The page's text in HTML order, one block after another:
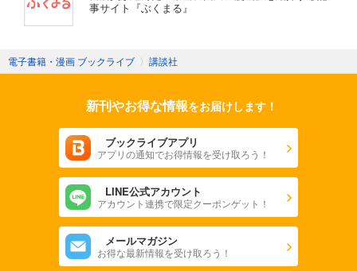
事サイト『ぶくまる』
電子書籍・漫画 ブックライブ 〉 講談社
新刊やお得な情報をお届けします！
ブックライブアプリ
アプリの通知でお得情報を受け取ろう！
LINE公式アカウント
アカウント連携で限定クーポンゲット！
メールマガジン
お得な最新情報を受け取ろう！